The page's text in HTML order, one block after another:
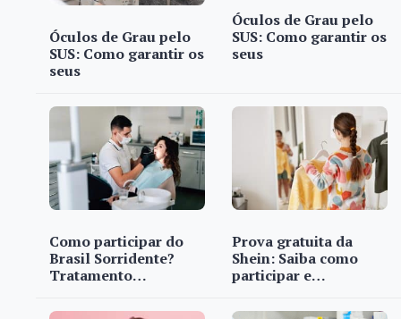
Óculos de Grau pelo
SUS: Como garantir os
seus
Óculos de Grau pelo
SUS: Como garantir os
seus
Como participar do
Brasil Sorridente?
Tratamento…
Prova gratuita da
Shein: Saiba como
participar e…